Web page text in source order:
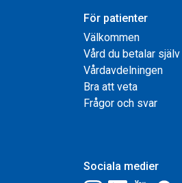
För patienter
Välkommen
Vård du betalar själv
Vårdavdelningen
Bra att veta
Frågor och svar
Sociala medier